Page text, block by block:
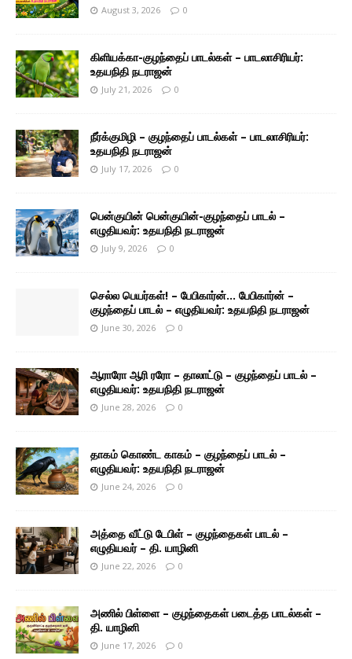
August 3, 2026 0
கிளியக்கா-குழந்தைப் பாடல்கள் – பாடலாசிரியர்:
உதயநிதி நடராஜன்
July 21, 2026 0
நீர்க்குமிழி – குழந்தைப் பாடல்கள் – பாடலாசிரியர்:
உதயநிதி நடராஜன்
July 17, 2026 0
பென்குயின் பென்குயின்-குழந்தைப் பாடல் –
எழுதியவர்: உதயநிதி நடராஜன்
July 9, 2026 0
செல்ல பெயர்கள்! – பேபிகார்ன்… பேபிகார்ன் –
குழந்தைப் பாடல் – எழுதியவர்: உதயநிதி நடராஜன்
June 30, 2026 0
ஆராரோ ஆரி ரரோ – தாலாட்டு – குழந்தைப் பாடல் –
எழுதியவர்: உதயநிதி நடராஜன்
June 28, 2026 0
தாகம் கொண்ட காகம் – குழந்தைப் பாடல் –
எழுதியவர்: உதயநிதி நடராஜன்
June 24, 2026 0
அத்தை வீட்டு டேபிள் – குழந்தைகள் பாடல் –
எழுதியவர் – தி. யாழினி
June 22, 2026 0
அணில் பிள்ளை – குழந்தைகள் படைத்த பாடல்கள் –
தி. யாழினி
June 17, 2026 0